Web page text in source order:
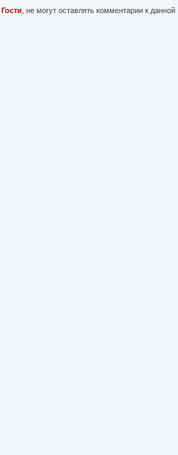
Гости , не могут оставлять комментарии к данной